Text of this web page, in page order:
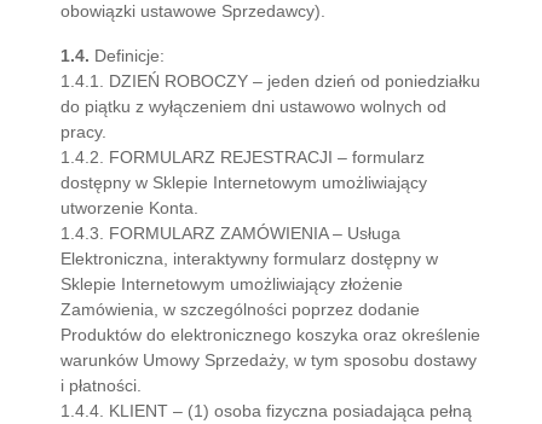
obowiązki ustawowe Sprzedawcy).
1.4. Definicje:
1.4.1. DZIEŃ ROBOCZY – jeden dzień od poniedziałku
do piątku z wyłączeniem dni ustawowo wolnych od
pracy.
1.4.2. FORMULARZ REJESTRACJI – formularz
dostępny w Sklepie Internetowym umożliwiający
utworzenie Konta.
1.4.3. FORMULARZ ZAMÓWIENIA – Usługa
Elektroniczna, interaktywny formularz dostępny w
Sklepie Internetowym umożliwiający złożenie
Zamówienia, w szczególności poprzez dodanie
Produktów do elektronicznego koszyka oraz określenie
warunków Umowy Sprzedaży, w tym sposobu dostawy
i płatności.
1.4.4. KLIENT – (1) osoba fizyczna posiadająca pełną